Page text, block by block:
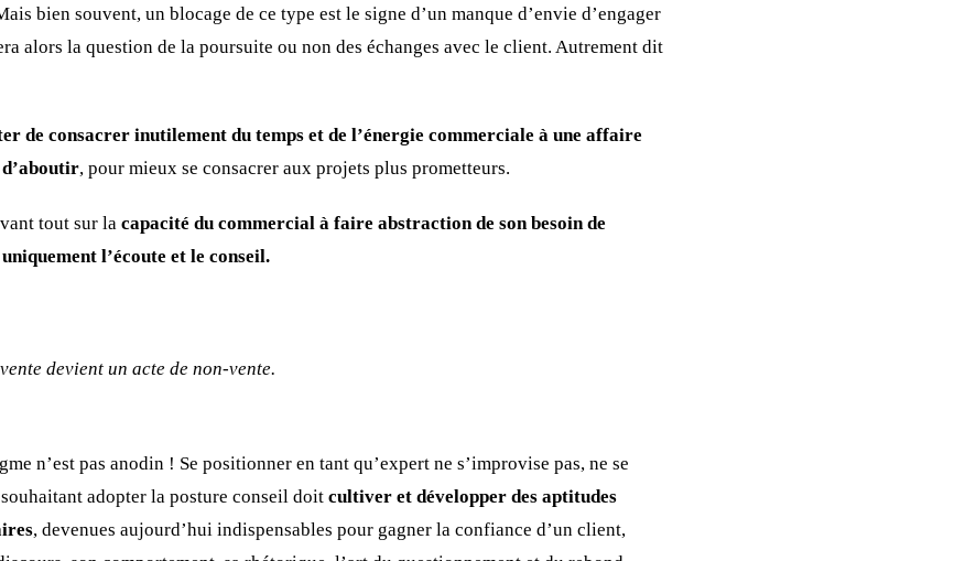
bien souvent, un blocage de ce type est le signe d’un manque d’envie d’engager
alors la question de la poursuite ou non des échanges avec le client. Autrement dit
de consacrer inutilement du temps et de l’énergie commerciale à une affaire
d’aboutir, pour mieux se consacrer aux projets plus prometteurs.
tout sur la capacité du commercial à faire abstraction de son besoin de
l’écoute et le conseil.
devient un acte de non-vente.
n’est pas anodin ! Se positionner en tant qu’expert ne s’improvise pas, ne se
adopter la posture conseil doit cultiver et développer des aptitudes
, devenues aujourd’hui indispensables pour gagner la confiance d’un client,